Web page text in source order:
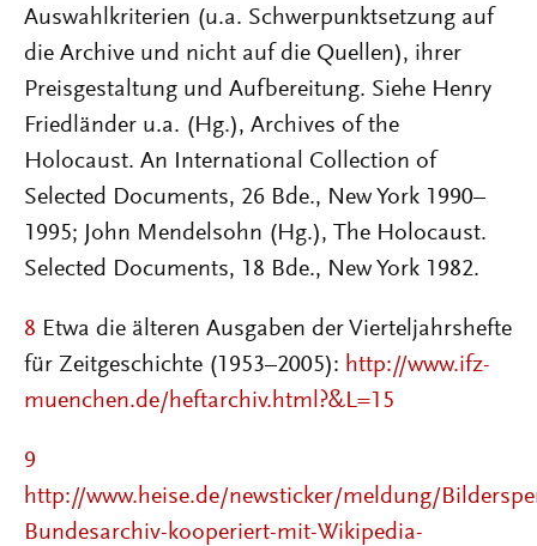
Auswahlkriterien (u.a. Schwerpunktsetzung auf
die Archive und nicht auf die Quellen), ihrer
Preisgestaltung und Aufbereitung. Siehe Henry
Friedländer u.a. (Hg.), Archives of the
Holocaust. An International Collection of
Selected Documents, 26 Bde., New York 1990–
1995; John Mendelsohn (Hg.), The Holocaust.
Selected Documents, 18 Bde., New York 1982.
8 Etwa die älteren Ausgaben der Vierteljahrshefte
für Zeitgeschichte (1953–2005): http://www.ifz-
muenchen.de/heftarchiv.html?&L=15
9
http://www.heise.de/newsticker/meldung/
Bundesarchiv-kooperiert-mit-Wikipedia-